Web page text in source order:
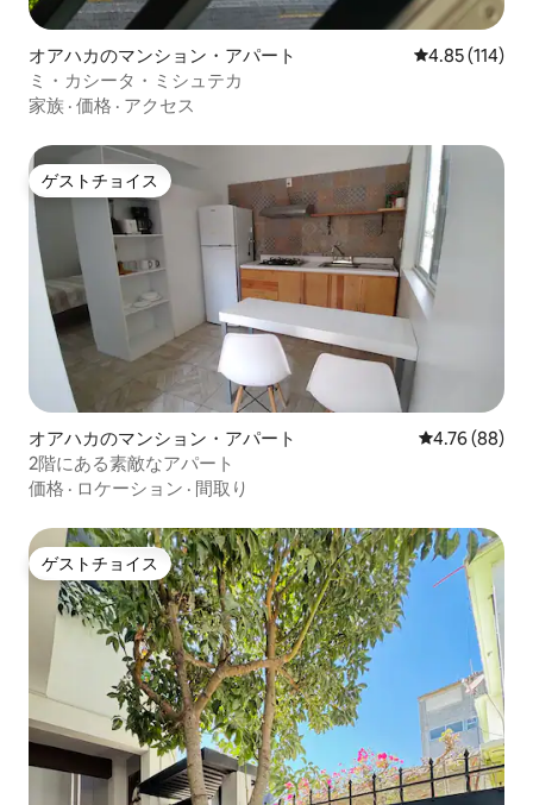
オアハカのマンション・アパート レビュー114
4.85 (114)
ミ・カシータ・ミシュテカ
家族 · 価格 · アクセス
ゲストチョイス
ゲストチョイス
オアハカのマンション・アパート レビュー88
4.76 (88)
2階にある素敵なアパート
価格 · ロケーション · 間取り
ゲストチョイス
ゲストチョイス